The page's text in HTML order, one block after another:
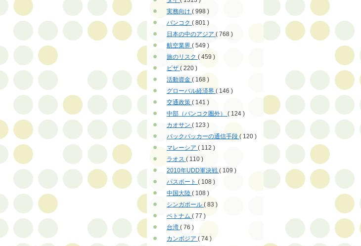
実務向け ( 998 )
バンコク ( 801 )
日本の中のアジア ( 768 )
航空業界 ( 549 )
旅のリスク ( 459 )
ビザ ( 220 )
活動資金 ( 168 )
グローバル経済界 ( 146 )
交通政策 ( 141 )
中部（バンコク圏外） ( 124 )
カオサン ( 123 )
バックパッカーの通信手段 ( 120 )
マレーシア ( 112 )
ラオス ( 110 )
2010年UDD軍決戦 ( 109 )
パスポート ( 108 )
中国大陸 ( 108 )
シンガポール ( 83 )
ベトナム ( 77 )
台湾 ( 76 )
カンボジア ( 74 )